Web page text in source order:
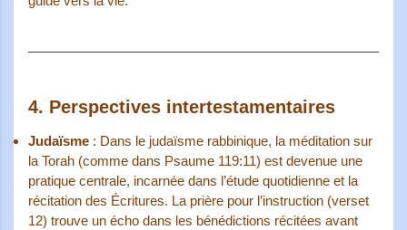
4. Perspectives intertestamentaires
Judaïsme : Dans le judaïsme rabbinique, la méditation sur
la Torah (comme dans Psaume 119:11) est devenue une
pratique centrale, incarnée dans l’étude quotidienne et la
récitation des Écritures. La prière pour l’instruction (verset
12) trouve un écho dans les bénédictions récitées avant